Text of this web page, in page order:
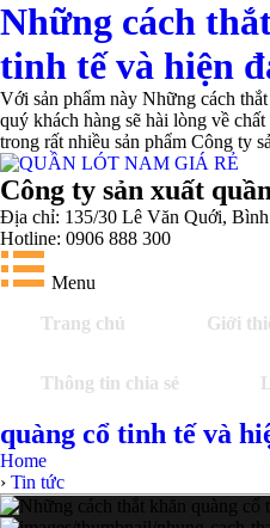
Những cách
tinh tế và hiện
Với sản phẩm này Những cách
quý khách hàng sẽ hài lòng về
trong rất nhiều sản phẩm Công ty
Công ty sản xuất
Địa chỉ: 135/30 Lê Văn Quới,
Hotline: 0906 888 300
Menu
Trang chủ
Giới
Thông tin chia sẻ
quàng cổ tinh tế và
Home
› Tin tức